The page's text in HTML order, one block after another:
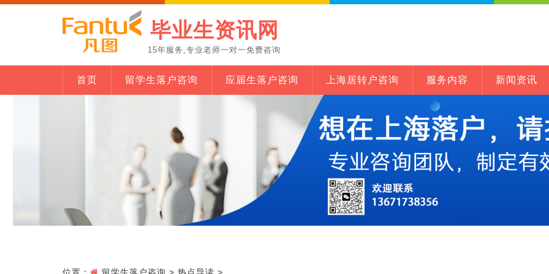
毕业生资讯网
15年服务,专业老师一对一免费咨询
首页 留学生落户咨询 应届生落户咨询 上海居转户咨询 服务内容 新闻资讯